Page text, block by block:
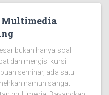
Multimedia
bukan hanya soal
dan mengisi kursi
seminar, ada satu
namun sangat